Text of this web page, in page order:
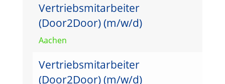
Vertriebsmitarbeiter
(Door2Door) (m/w/d)
Aachen
Vertriebsmitarbeiter
(Door2Door) (m/w/d)